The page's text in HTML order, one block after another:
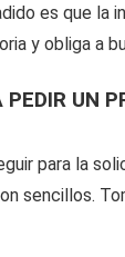
es que la
y obliga a
PEDIR UN
para la
sencillos.